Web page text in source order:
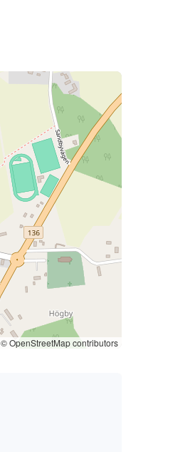
© OpenStreetMap contributors